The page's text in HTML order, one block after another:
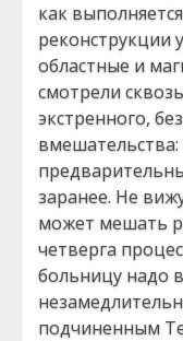
как
реконструкции
областные и
смотрели
экстренного,
вмешательства:
заранее. Не
может мешать
четверга
больницу надо
подчиненным